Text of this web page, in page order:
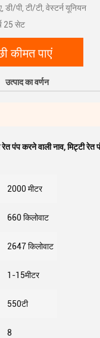
डी/पी, टी/टी, वेस्टर्न यूनियन
25 सेट
कीमत पाएं
उत्पाद का वर्णन
पंप करने वाली नाव,मिट्टी रेत
2000 मीटर
660 किलोवाट
2647 किलोवाट
1-15मीटर
550टी
8